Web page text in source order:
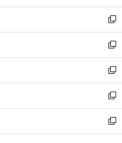
開
く
ウ
で
開
く
ン
ド
ウ
で
開
く
ウ
ィ
ン
ド
ウ
で
開
く
新
し
い
ウ
ィ
ン
ド
ウ
で
開
新
し
い
ウ
ィ
ン
ド
ウ
新
し
い
ウ
ィ
ン
新
し
い
ウ
新
し